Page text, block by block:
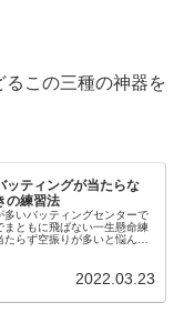
るこの三種の神器を
ッティングが当たらな
の練習法
いバッティングセンターで
ともに飛ばない一生懸命練
らず空振りが多いと悩んで
2022.03.23